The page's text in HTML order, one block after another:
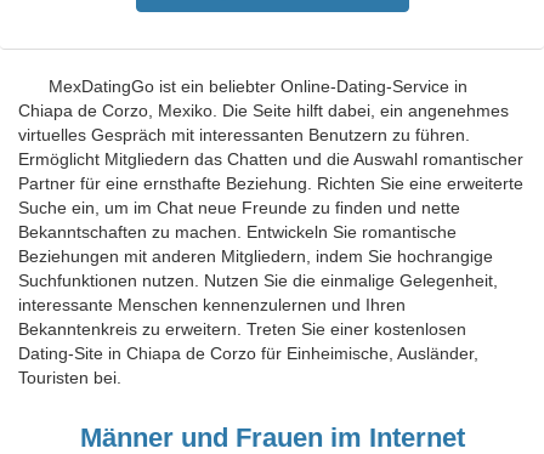
MexDatingGo ist ein beliebter Online-Dating-Service in
Chiapa de Corzo, Mexiko. Die Seite hilft dabei, ein angenehmes
virtuelles Gespräch mit interessanten Benutzern zu führen.
Ermöglicht Mitgliedern das Chatten und die Auswahl romantischer
Partner für eine ernsthafte Beziehung. Richten Sie eine erweiterte
Suche ein, um im Chat neue Freunde zu finden und nette
Bekanntschaften zu machen. Entwickeln Sie romantische
Beziehungen mit anderen Mitgliedern, indem Sie hochrangige
Suchfunktionen nutzen. Nutzen Sie die einmalige Gelegenheit,
interessante Menschen kennenzulernen und Ihren
Bekanntenkreis zu erweitern. Treten Sie einer kostenlosen
Dating-Site in Chiapa de Corzo für Einheimische, Ausländer,
Touristen bei.
Männer und Frauen im Internet